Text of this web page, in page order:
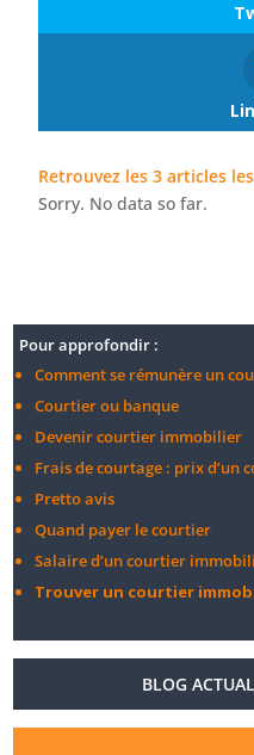
Retrouvez les 3 articles
Sorry. No data so far.
Pour approfondir :
Comment se rémunère un
Courtier ou banque
Devenir courtier immobilier
Frais de courtage : prix
Pretto avis
Quand payer le courtier
Salaire d’un courtier
Trouver un courtier
BLOG